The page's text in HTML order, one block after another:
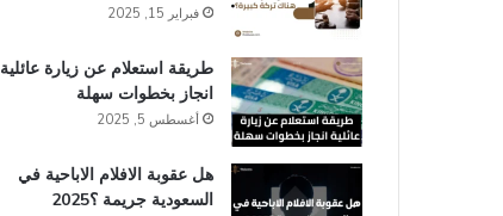
فبراير 15, 2025
طريقة استعلام عن زيارة عائلية
انجاز​ بخطوات سهلة
أغسطس 5, 2025
هل عقوبة الافلام الاباحية في
السعودية​ جريمة ؟2025